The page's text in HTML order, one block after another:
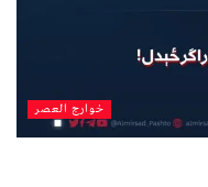
خوارج العصر